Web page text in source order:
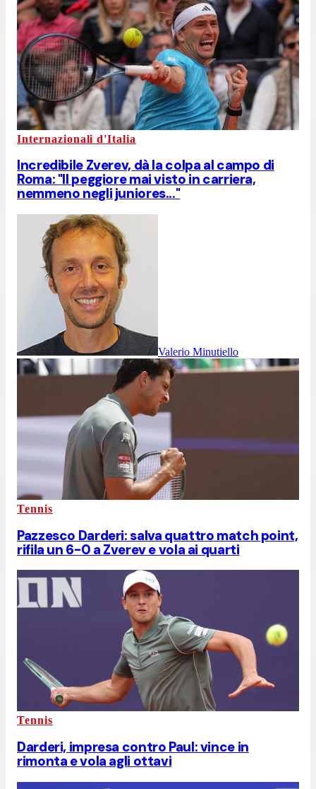
Internazionali d'Italia
Incredibile Zverev, dà la colpa al campo di
Roma: "Il peggiore mai visto in carriera,
nemmeno negli juniores..."
Valerio Minutiello
Tennis
Pazzesco Darderi: salva quattro match point,
rifila un 6-0 a Zverev e vola ai quarti
Tennis
Darderi, impresa contro Paul: vince in
rimonta e vola agli ottavi